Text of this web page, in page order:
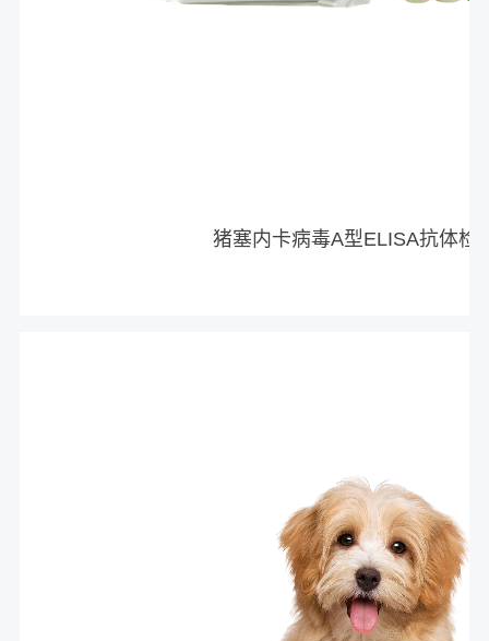
猪塞内卡病毒A型ELISA抗体检